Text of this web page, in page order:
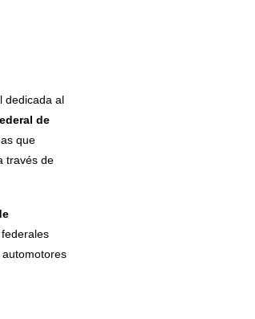
dedicada al
de
que
través de